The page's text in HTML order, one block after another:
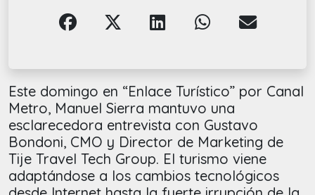
Este domingo en “Enlace Turístico” por Canal
Metro, Manuel Sierra mantuvo una
esclarecedora entrevista con Gustavo
Bondoni, CMO y Director de Marketing de
Tije Travel Tech Group. El turismo viene
adaptándose a los cambios tecnológicos